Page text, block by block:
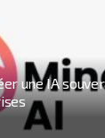
une IA